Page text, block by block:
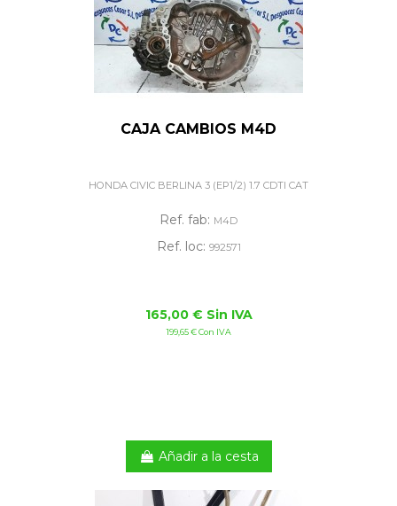
CAJA CAMBIOS M4D
HONDA CIVIC BERLINA 3 (EP1/2) 1.7 CDTI CAT
Ref. fab: M4D
Ref. loc: 992571
165,00 € Sin IVA
199,65 € Con IVA
Añadir a la cesta